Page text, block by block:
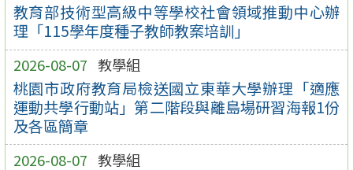
教育部技術型高級中等學校社會領域推動中心辦
理「115學年度種子教師教案培訓」
2026-08-07 教學組
桃園市政府教育局檢送國立東華大學辦理「適應
運動共學行動站」第二階段與離島場研習海報1份
及各區簡章
2026-08-07 教學組